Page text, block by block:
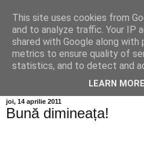
Info
BINE AȚI VENIT! *Jurnal online
Vineri 07 August, 2026
joi, 14 aprilie 2011
Bună dimineața!
This site uses cookies from
and to analyze traffic. Your IP
shared with Google along
metrics to ensure quality of
statistics, and to detect and
LEARN MORE